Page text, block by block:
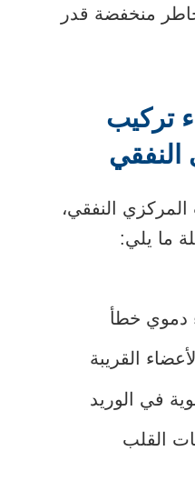
منخفضة قدر
تركيب
النفقي
المركزي النفقي،
ما يلي:
دموي خطأ
القريبة
في الوريد
القلب